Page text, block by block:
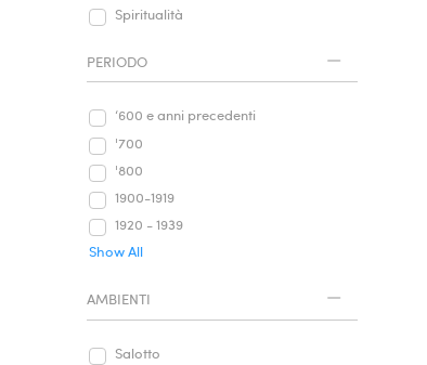
Spiritualità
PERIODO
‘600 e anni precedenti
'700
'800
1900-1919
1920 - 1939
Show All
AMBIENTI
Salotto